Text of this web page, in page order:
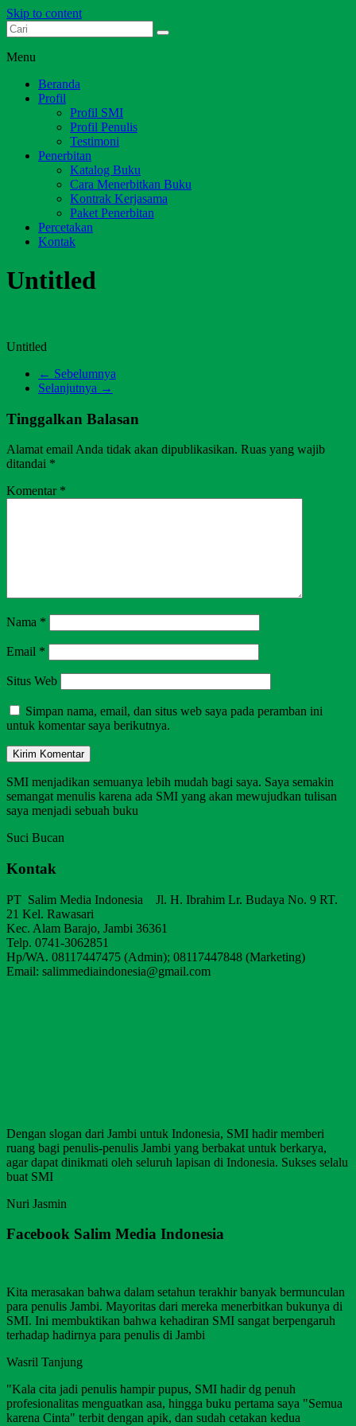
Skip to content
Dari Jambi untuk Indonesia
Menu
Beranda
Profil
Profil SMI
Profil Penulis
Testimoni
Penerbitan
Katalog Buku
Cara Menerbitkan Buku
Kontrak Kerjasama
Paket Penerbitan
Percetakan
Kontak
Untitled
Untitled
← Sebelumnya
Selanjutnya →
Tinggalkan Balasan
Alamat email Anda tidak akan dipublikasikan. Ruas yang wajib
ditandai *
Komentar *
Nama *
Email *
Situs Web
Simpan nama, email, dan situs web saya pada peramban ini
untuk komentar saya berikutnya.
SMI menjadikan semuanya lebih mudah bagi saya. Saya semakin
semangat menulis karena ada SMI yang akan mewujudkan tulisan
saya menjadi sebuah buku
Suci Bucan
Kontak
PT Salim Media Indonesia Jl. H. Ibrahim Lr. Budaya No. 9 RT.
21 Kel. Rawasari
Kec. Alam Barajo, Jambi 36361
Telp. 0741-3062851
Hp/WA. 08117447475 (Admin); 08117447848 (Marketing)
Email: salimmediaindonesia@gmail.com
Dengan slogan dari Jambi untuk Indonesia, SMI hadir memberi
ruang bagi penulis-penulis Jambi yang berbakat untuk berkarya,
agar dapat dinikmati oleh seluruh lapisan di Indonesia. Sukses selalu
buat SMI
Nuri Jasmin
Facebook Salim Media Indonesia
Kita merasakan bahwa dalam setahun terakhir banyak bermunculan
para penulis Jambi. Mayoritas dari mereka menerbitkan bukunya di
SMI. Ini membuktikan bahwa kehadiran SMI sangat berpengaruh
terhadap hadirnya para penulis di Jambi
Wasril Tanjung
"Kala cita jadi penulis hampir pupus, SMI hadir dg penuh
profesionalitas menguatkan asa, hingga buku pertama saya "Semua
karena Cinta" terbit dengan apik, dan sudah cetakan kedua